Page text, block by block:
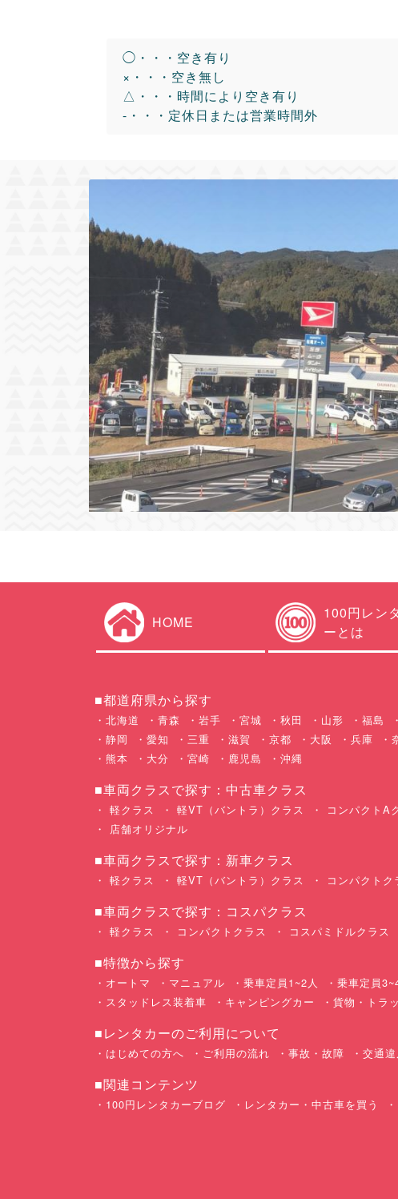
◯・・・空き有り
×・・・空き無し
△・・・時間により空き有り
-・・・定休日または営業時間外
HOME
100円レン
ーとは
■都道府県から探す
北海道 青森 岩手 宮城 秋田 山形 福島
静岡
愛知 三重 滋賀 京都 大阪 兵庫
熊本
大分 宮崎 鹿児島 沖縄
■車両クラスで探す：中古車クラス
軽クラス 軽VT（バントラ）クラス コンパクトA
店舗オリジナル
■車両クラスで探す：新車クラス
軽クラス 軽VT（バントラ）クラス コンパクトク
■車両クラスで探す：コスパクラス
軽クラス コンパクトクラス コスパミドルクラス
■特徴から探す
オートマ マニュアル 乗車定員1~2人 乗車定員
スタッドレス装着車
キャンピングカー 貨物・トラ
■レンタカーのご利用について
はじめての方へ ご利用の流れ 事故・故障 交通違
■関連コンテンツ
100円レンタカーブログ レンタカー・中古車を買う